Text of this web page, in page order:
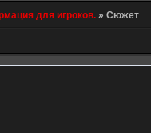
для игроков. »Сюжет